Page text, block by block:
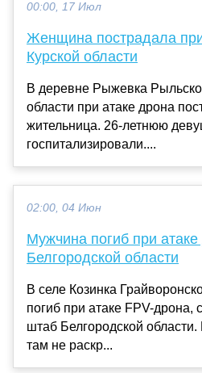
00:00, 17 Июл
Женщина пострадала
Курской области
В деревне Рыжевка
области при атаке дрона
жительница. 26-летнюю
госпитализировали....
02:00, 04 Июн
Мужчина погиб при
Белгородской области
В селе Козинка
погиб при атаке FPV-
штаб Белгородской
там не раскр...